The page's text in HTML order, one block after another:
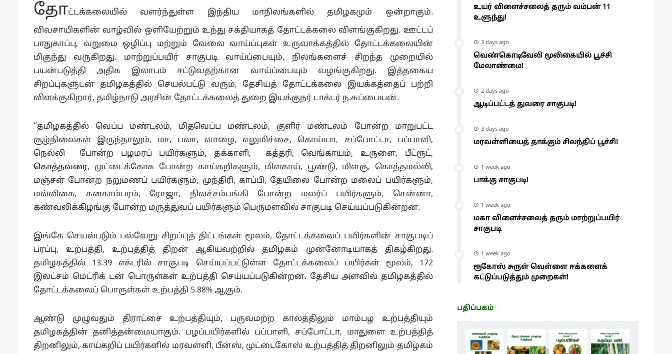
தோட்டக்கலையில் வளர்ந்துள்ள இந்திய மாநிலங்களில் தமிழகமும் ஒன்றாகும்.
விவசாயிகளின் வாழ்வில் ஒளியேற்றும் உந்து சக்தியாகத் தோட்டக்கலை விளங்குகிறது. ஊட்டப்
பாதுகாப்பு, வறுமை ஒழிப்பு மற்றும் வேலை வாய்ப்புகள் உருவாக்கத்தில் தோட்டக்கலையின்
மிகுந்து வருகிறது. மாற்றுப்பயிர் சாகுபடி வாய்ப்பையும், நிலங்களைச் சிறந்த முறையில்
பயன்படுத்தி அதிக இலாபம் ஈட்டுவதற்கான வாய்ப்பையும் வழங்குகிறது. இத்தகைய
சிறப்புகளுடன் தமிழகத்தில் செயல்பட்டு வரும், தேசியத் தோட்டக்கலை இயக்கத்தைப் பற்றி
விளக்குகிறார், தமிழ்நாடு அரசின் தோட்டக்கலைத் துறை இயக்குநர் டாக்டர் ந.சுப்பையன்.
“தமிழகத்தில் வெப்ப மண்டலம், மிதவெப்ப மண்டலம், குளிர் மண்டலம் போன்ற மாறுபட்ட
சூழ்நிலைகள் இருந்தாலும், மா, பலா, வாழை, எலுமிச்சை, கொய்யா, சப்போட்டா, பப்பாளி,
நெல்லி போன்ற பழமரப் பயிர்களும், தக்காளி, கத்தரி, வெங்காயம், உருளை, பீட்ரூட்,
கொத்தவரை, முட்டைக்கோசு போன்ற காய்கறிகளும், மிளகாய், பூண்டு, மிளகு, கொத்தமல்லி,
மஞ்சள் போன்ற நறுமணப் பயிர்களும், முந்திரி, காப்பி, தேயிலை போன்ற மலைப் பயிர்களும்,
மல்லிகை, கனகாம்பரம், ரோஜா, நிலச்சம்பங்கி போன்ற மலர்ப் பயிர்களும், சென்னா,
கண்வலிக்கிழங்கு போன்ற மருத்துவப் பயிர்களும் பெருமளவில் சாகுபடி செய்யப்படுகின்றன.
இங்கே செயல்படும் பல்வேறு சிறப்புத் திட்டங்கள் மூலம், தோட்டக்கலைப் பயிர்களின் சாகுபடிப்
பரப்பு, உற்பத்தி, உற்பத்தித் திறன் ஆகியவற்றில் தமிழகம் முன்னோடியாகத் திகழ்கிறது.
தமிழகத்தில் 13.39 எக்டரில் சாகுபடி செய்யப்பட்டுள்ள தோட்டக்கலைப் பயிர்கள் மூலம், 172
இலட்சம் மெட்ரிக் டன் பொருள்கள் உற்பத்தி செய்யப்படுகின்றன. தேசிய அளவில் தமிழகத்தில்
தோட்டக்கலைப் பொருள்கள் உற்பத்தி 5.88% ஆகும்.
ஆண்டு முழுவதும் திராட்சை உற்பத்தியும், பருவமற்ற காலத்திலும் மாம்பழ உற்பத்தியும்
தமிழகத்தின் தனித்தன்மையாகும். பழப்பயிர்களில் பப்பாளி, சப்போட்டா, மாதுளை உற்பத்தித்
திறனிலும், காய்கறிப் பயிர்களில் மரவள்ளி, பீன்ஸ், முட்டைகோஸ் உற்பத்தித் திறனிலும் தமிழகம்
உயர் விளைச்சலைத் தரும் வம்பன் 11
உளுந்து!
3 days ago
வெண்கொடிவேலி மூலிகையில் பூச்சி
மேலாண்மை!
2 days ago
ஆடிப்பட்டத் துவரை சாகுபடி!
3 days ago
மரவள்ளியைத் தாக்கும் சிலந்திப் பூச்சி!
1 week ago
பாக்கு சாகுபடி!
1 week ago
மகா விளைச்சலைத் தரும் மாற்றுப்பயிர்
சாகுபடி
1 week ago
ரூகோஸ் சுருள் வெள்ளை ஈக்களைக்
கட்டுப்படுத்தும் முறைகள்!
பதிப்பகம்